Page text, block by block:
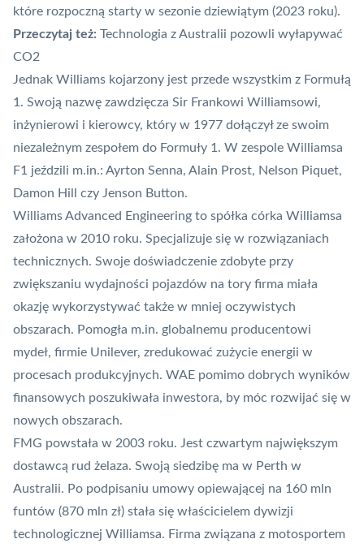
które rozpoczną starty w sezonie dziewiątym (2023 roku).
Przeczytaj też: Technologia z Australii pozowli wyłapywać
CO2
Jednak Williams kojarzony jest przede wszystkim z Formułą
1. Swoją nazwę zawdzięcza Sir Frankowi Williamsowi,
inżynierowi i kierowcy, który w 1977 dołączył ze swoim
niezależnym zespołem do Formuły 1. W zespole Williamsa
F1 jeździli m.in.: Ayrton Senna, Alain Prost, Nelson Piquet,
Damon Hill czy Jenson Button.
Williams Advanced Engineering to spółka córka Williamsa
założona w 2010 roku. Specjalizuje się w rozwiązaniach
technicznych. Swoje doświadczenie zdobyte przy
zwiększaniu wydajności pojazdów na tory firma miała
okazję wykorzystywać także w mniej oczywistych
obszarach. Pomogła m.in. globalnemu producentowi
mydeł, firmie Unilever, zredukować zużycie energii w
procesach produkcyjnych. WAE pomimo dobrych wyników
finansowych poszukiwała inwestora, by móc rozwijać się w
nowych obszarach.
FMG powstała w 2003 roku. Jest czwartym największym
dostawcą rud żelaza. Swoją siedzibę ma w Perth w
Australii. Po podpisaniu umowy opiewającej na 160 mln
funtów (870 mln zł) stała się właścicielem dywizji
technologicznej Williamsa. Firma związana z motosportem